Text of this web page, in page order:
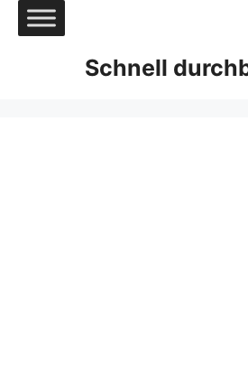
Zum
Inhalt
Schnell